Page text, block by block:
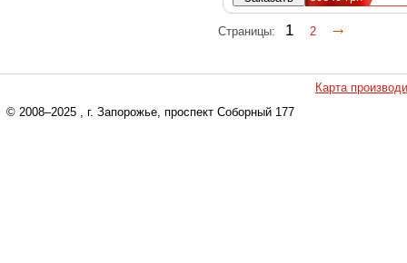
Страницы: 1 2
Карта
© 2008–2025 , г. Запорожье, проспект Соборный 177